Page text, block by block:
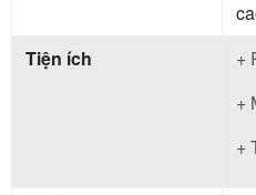
Tiện ích
+
+
+